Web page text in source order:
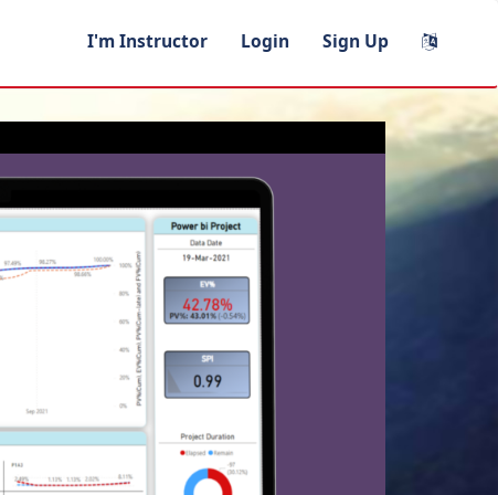
I'm Instructor Login Sign Up